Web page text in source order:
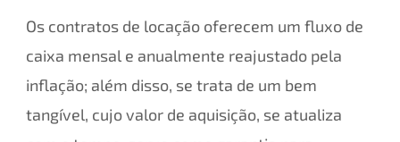
Os contratos de locação oferecem um fluxo de
caixa mensal e anualmente reajustado pela
inflação; além disso, se trata de um bem
tangível, cujo valor de aquisição, se atualiza